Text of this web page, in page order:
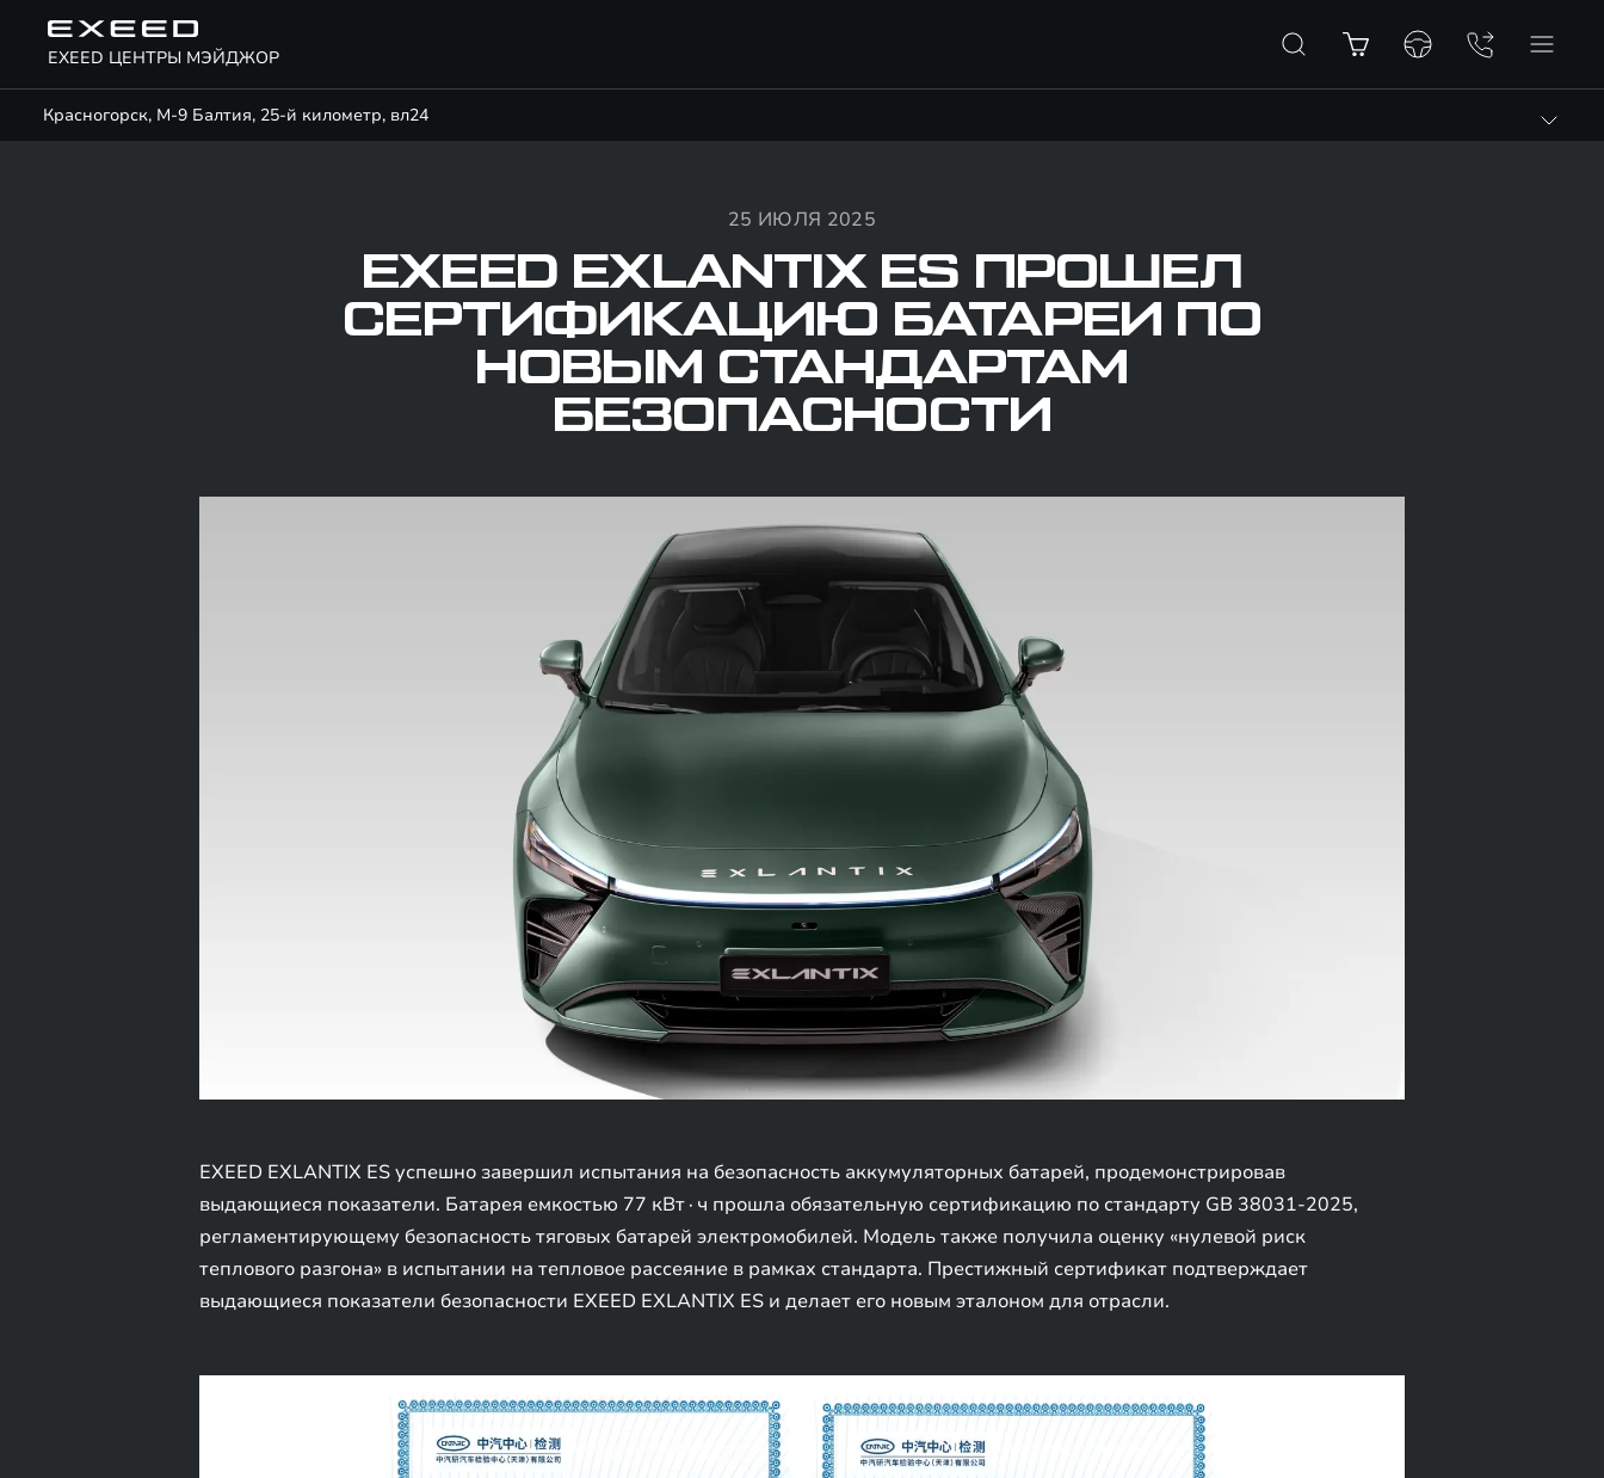
EXEED ЦЕНТРЫ МЭЙДЖОР
Красногорск, М-9 Балтия, 25-й километр, вл24
25 ИЮЛЯ 2025
EXEED EXLANTIX ES ПРОШЕЛ
СЕРТИФИКАЦИЮ БАТАРЕИ ПО
НОВЫМ СТАНДАРТАМ
БЕЗОПАСНОСТИ
EXEED EXLANTIX ES успешно завершил испытания на безопасность аккумуляторных батарей, продемонстрировав
выдающиеся показатели. Батарея емкостью 77 кВт∙ч прошла обязательную сертификацию по стандарту GB 38031-2025,
регламентирующему безопасность тяговых батарей электромобилей. Модель также получила оценку «нулевой риск
теплового разгона» в испытании на тепловое рассеяние в рамках стандарта. Престижный сертификат подтверждает
выдающиеся показатели безопасности EXEED EXLANTIX ES и делает его новым эталоном для отрасли.